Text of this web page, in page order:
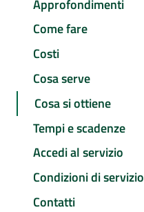
Approfondimenti
Come fare
Costi
Cosa serve
Cosa si ottiene
Tempi e scadenze
Accedi al servizio
Condizioni di servizio
Contatti